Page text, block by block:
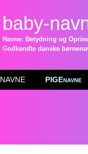
baby-
Navne: Betydning og
Godkendte danske
NAVNE PIGEnavne